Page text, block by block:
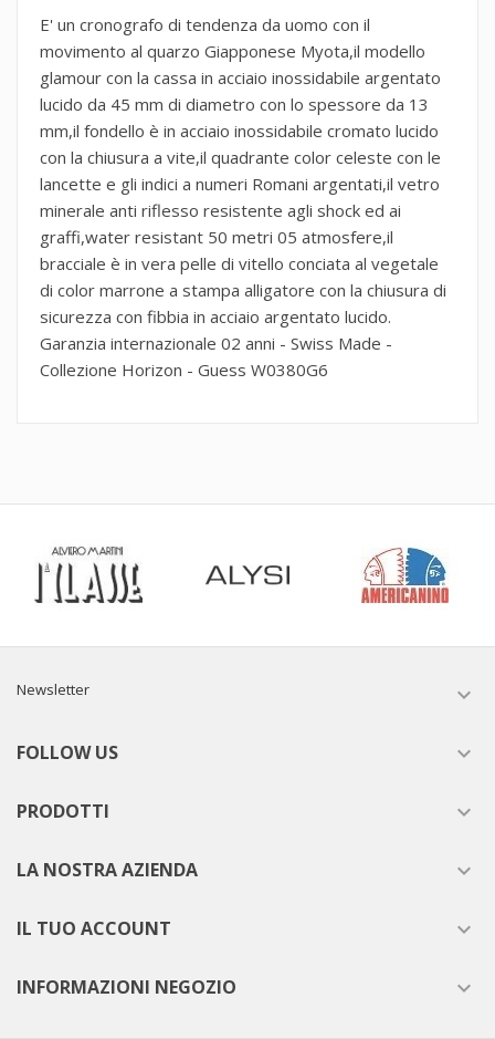
E' un cronografo di tendenza da uomo con il
movimento al quarzo Giapponese Myota,il modello
glamour con la cassa in acciaio inossidabile argentato
lucido da 45 mm di diametro con lo spessore da 13
mm,il fondello è in acciaio inossidabile cromato lucido
con la chiusura a vite,il quadrante color celeste con le
lancette e gli indici a numeri Romani argentati,il vetro
minerale anti riflesso resistente agli shock ed ai
graffi,water resistant 50 metri 05 atmosfere,il
bracciale è in vera pelle di vitello conciata al vegetale
di color marrone a stampa alligatore con la chiusura di
sicurezza con fibbia in acciaio argentato lucido.
Garanzia internazionale 02 anni - Swiss Made -
Collezione Horizon - Guess W0380G6
Newsletter 
FOLLOW US 
PRODOTTI 
LA NOSTRA AZIENDA 
IL TUO ACCOUNT 
INFORMAZIONI NEGOZIO 